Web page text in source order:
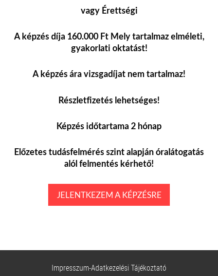
vagy Érettségi
A képzés díja 160.000 Ft Mely tartalmaz elméleti,
gyakorlati oktatást!
A képzés ára vizsgadíjat nem tartalmaz!
Részletfizetés lehetséges!
Képzés időtartama 2 hónap
Előzetes tudásfelmérés szint alapjánóralátogatás
alól felmentés kérhető!
JELENTKEZEM A KÉPZÉSRE
Impresszum-Adatkezelési Tájékoztató